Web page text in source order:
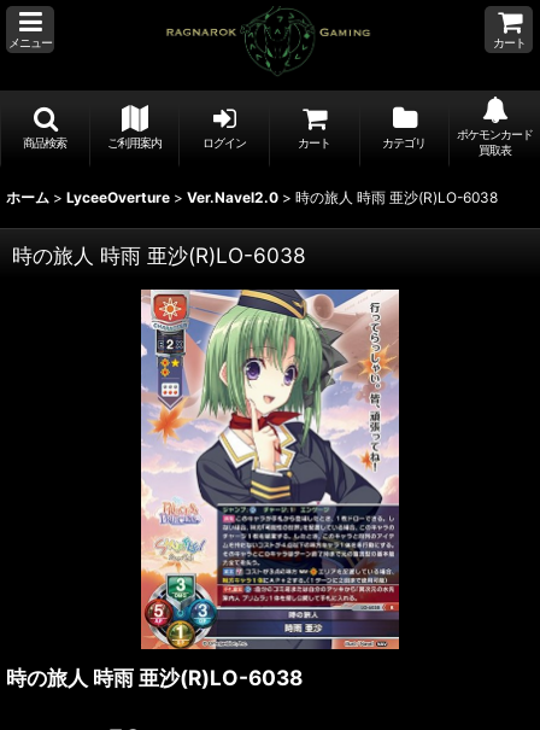
メニュー カート
商品検索 ご利用案内 ログイン カート カテゴリ
ポケモンカード
買取表
ホーム > LyceeOverture > Ver.Navel2.0 > 時の旅人 時雨 亜沙(R)LO-6038
時の旅人 時雨 亜沙(R)LO-6038
時の旅人 時雨 亜沙(R)LO-6038